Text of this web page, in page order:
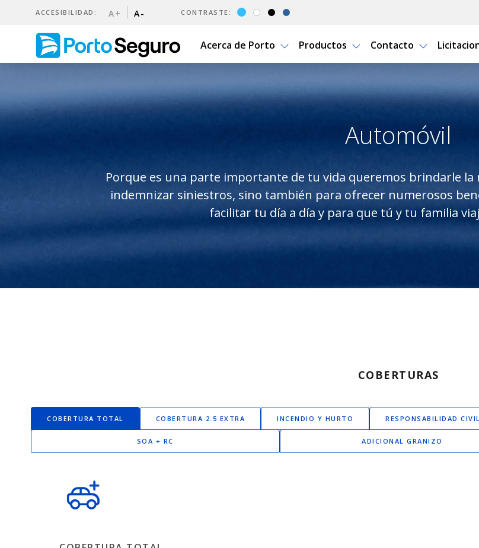
ACCESIBILIDAD: A+ A- CONTRASTE:
Acerca de Porto Productos Contacto
Seguro de Automóvil | Porto Seguro Uruguay
Automóvil
Porque es una parte importante de tu vida queremos brindarle la
indemnizar siniestros, sino también para ofrecer numerosos
facilitar tu día a día y para que tú y tu familia
COBERTURAS
COBERTURA TOTAL COBERTURA 2.5 EXTRA INCENDIO Y HURTO RESPONSABILIDAD CIVIL
SOA + RC ADICIONAL GRANIZO